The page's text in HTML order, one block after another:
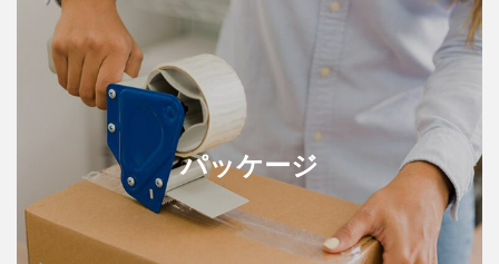
パッケージ